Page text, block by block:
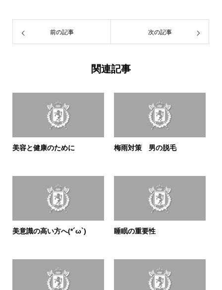
前の記事 次の記事
関連記事
美容と健康のために 梅雨対策 男の脱毛
美意識の高い方へ(*´ω`) 睡眠の重要性